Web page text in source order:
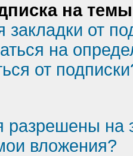
на темы
закладки от
на
от
разрешены на
вложения?